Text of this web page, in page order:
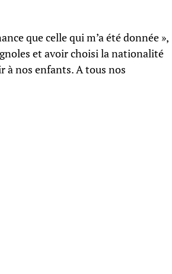
que celle qui m’a été donnée »,
et avoir choisi la nationalité
à nos enfants. A tous nos